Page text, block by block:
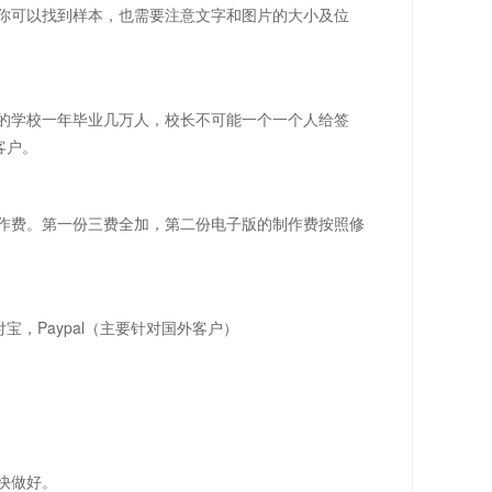
以找到样本，也需要注意文字和图片的大小及位
校一年毕业几万人，校长不可能一个一个人给签
。
。第一份三费全加，第二份电子版的制作费按照修
，Paypal（主要针对国外客户）
好。